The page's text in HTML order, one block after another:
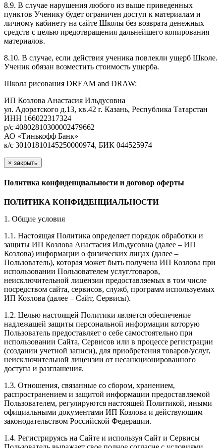
8.9. В случае нарушения любого из выше приведенных
пунктов Ученику будет ограничен доступ к материалам и
личному кабинету на сайте Школы без возврата денежных
средств с целью предотвращения дальнейшего копирования
материалов.
8.10. В случае, если действия ученика повлекли ущерб Школе.
Ученик обязан возместить стоимость ущерба.
Школа рисования DREAM and DRAW:
ИП Козлова Анастасия Ильдусовна
ул. Адоратского д.13, кв.42 г. Казань, Республика Татарстан
ИНН 166022317324
р/с 40802810300002479662
АО «Тинькофф Банк»
к/с 30101810145250000974, БИК 044525974
× закрыть
Политика конфиденциальности и договор оферты
ПОЛИТИКА КОНФИДЕНЦИАЛЬНОСТИ
1. Общие условия
1.1. Настоящая Политика определяет порядок обработки и
защиты ИП Козлова Анастасия Ильдусовна (далее – ИП
Козлова) информации о физических лицах (далее –
Пользователь), которая может быть получена ИП Козлова при
использовании Пользователем услуг/товаров,
неисключительной лицензии предоставляемых в том числе
посредством сайта, сервисов, служб, программ используемых
ИП Козлова (далее – Сайт, Сервисы).
1.2. Целью настоящей Политики является обеспечение
надлежащей защиты персональной информации которую
Пользователь предоставляет о себе самостоятельно при
использовании Сайта, Сервисов или в процессе регистрации
(создании учетной записи), для приобретения товаров/услуг,
неисключительной лицензии от несанкционированного
доступа и разглашения.
1.3. Отношения, связанные со сбором, хранением,
распространением и защитой информации предоставляемой
Пользователем, регулируются настоящей Политикой, иными
официальными документами ИП Козловa и действующим
законодательством Российской Федерации.
1.4. Регистрируясь на Сайте и используя Сайт и Сервисы